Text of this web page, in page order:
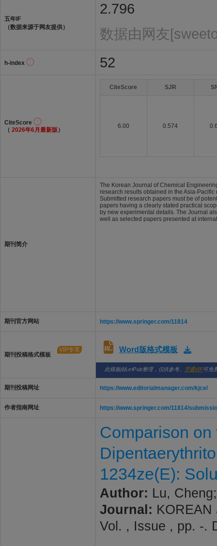
五年IF
（数据来源于网友提供）
2.796
数据由网友
h-index 52
CiteScore
（ 2026年6月最新版 ）
CiteScore SJR
6.00 0.574
期刊简介
The Korean Journal of Chemical
research results obtained in the Asia-
Submitted research papers must be of
papers having a clearly stated practical
by new experimental details. The Journal
well as selected papers presented at
期刊官方网站 https://www.springer.com/11814
期刊投稿格式模板
VIP专享 Word版格式模板
此模板由LetPub整理，仅供参考。 开通VIP可免
期刊投稿网址 https://www.editorialmanager.com/kjce/
作者指南网址 https://www.springer.com/11814/
Comparison
1234ze(E):
Author: Lu,
Journal:
Vol. , Issue , pp. -.